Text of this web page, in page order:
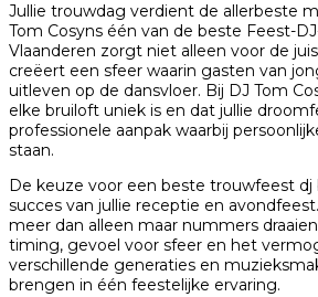
Jullie trouwdag verdient de allerbeste
Tom Cosyns één van de beste Feest-
Vlaanderen zorgt niet alleen voor de
creëert een sfeer waarin gasten van
uitleven op de dansvloer. Bij DJ Tom
elke bruiloft uniek is en dat jullie
professionele aanpak waarbij
staan.
De keuze voor een beste trouwfeest
succes van jullie receptie en
meer dan alleen maar nummers
timing, gevoel voor sfeer en het
verschillende generaties en
brengen in één feestelijke ervaring.